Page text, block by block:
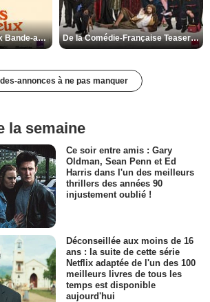
Les Matins merveilleux Bande-annonce VF De la Comédie-Française Teaser VF
annonces à ne pas manquer
la semaine
Ce soir entre amis : Gary
Oldman, Sean Penn et Ed
Harris dans l'un des meilleurs
thrillers des années 90
injustement oublié !
Déconseillée aux moins de 16
ans : la suite de cette série
Netflix adaptée de l'un des 100
meilleurs livres de tous les
temps est disponible
aujourd'hui